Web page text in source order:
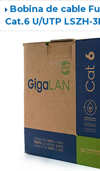
Bobina de cable
Cat.6 U/UTP LSZH-